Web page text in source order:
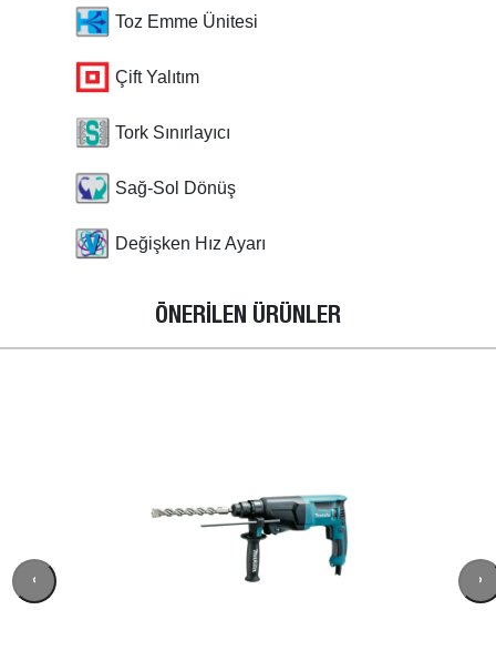
Toz Emme Ünitesi
Çift Yalıtım
Tork Sınırlayıcı
Sağ-Sol Dönüş
Değişken Hız Ayarı
ÖNERİLEN ÜRÜNLER
‹ ›